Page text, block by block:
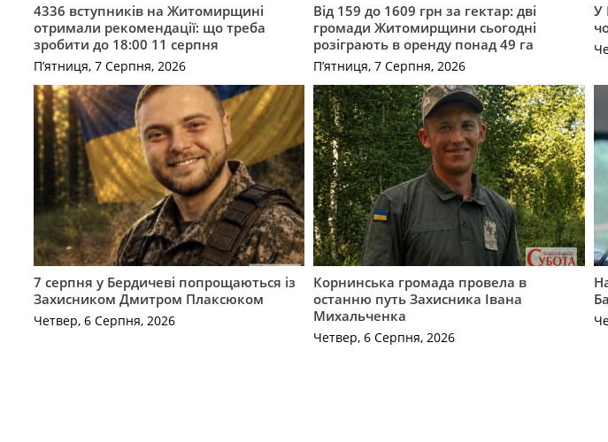
4336 вступників на Житомирщині
отримали рекомендації: що треба
зробити до 18:00 11 серпня
П’ятниця, 7 Серпня, 2026
Від 159 до 1609 грн за гектар: дві
громади Житомирщини сьогодні
розіграють в оренду понад 49 га
П’ятниця, 7 Серпня, 2026
У
7 серпня у Бердичеві попрощаються із
Захисником Дмитром Плаксюком
Четвер, 6 Серпня, 2026
Корнинська громада провела в
останню путь Захисника Івана
Михальченка
Четвер, 6 Серпня, 2026